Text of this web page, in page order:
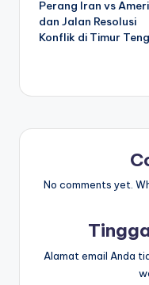
Perang Iran vs
dan Jalan Resolusi
Konflik di Timur
No comments yet.
Alamat email Anda